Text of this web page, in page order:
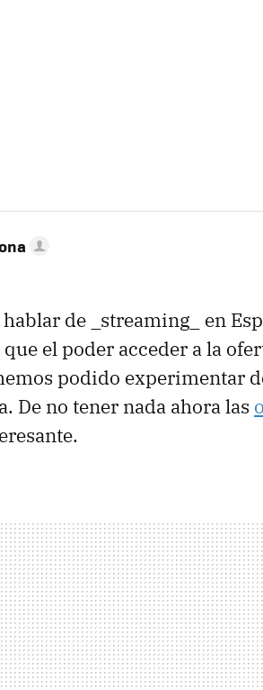
de _streaming_ en
el poder acceder a la
podido experimentar
De no tener nada ahora las